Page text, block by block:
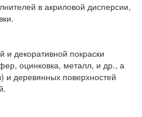
в акриловой дисперсии,
декоративной покраски
оцинковка, металл, и др., а
деревянных поверхностей